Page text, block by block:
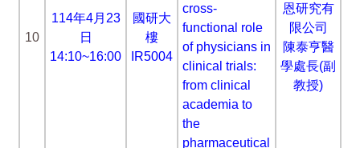
10
114年4月23
日
14:10~16:00
國研大
樓
IR5004
cross-
functional role
of physicians in
clinical trials:
from clinical
academia to
the
pharmaceutical
恩研究有
限公司
陳泰亨醫
學處長(副
教授)